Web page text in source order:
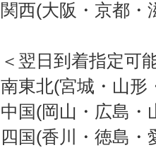
関西(大阪・京都・
＜翌日到着指定可
南東北(宮城・山形
中国(岡山・広島・
四国(香川・徳島・